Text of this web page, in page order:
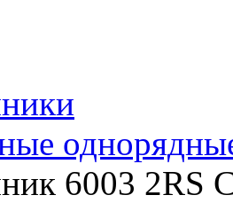
пневматика, метизы, техника,
6003 2RS